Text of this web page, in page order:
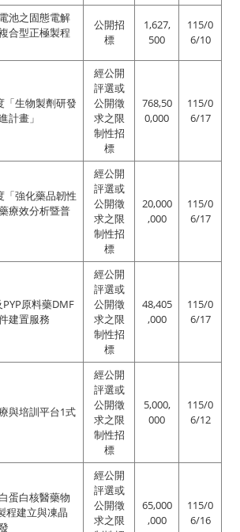
池之固態電解
合型正極製程
公開招
標
1,627,
500
115/0
6/10
「生物製劑研發
計畫」
經公開
評選或
公開徵
求之限
制性招
標
768,50
0,000
115/0
6/17
「強化藥品韌性
療效分析暨普
經公開
評選或
公開徵
求之限
制性招
標
20,000
,000
115/0
6/17
PYP原料藥DMF
建置服務
經公開
評選或
公開徵
求之限
制性招
標
48,405
,000
115/0
6/17
與培訓平台1式
經公開
評選或
公開徵
求之限
制性招
標
5,000,
000
115/0
6/12
蛋白核醫藥物
程建立與凍晶
經公開
評選或
公開徵
求之限
65,000
,000
115/0
6/16